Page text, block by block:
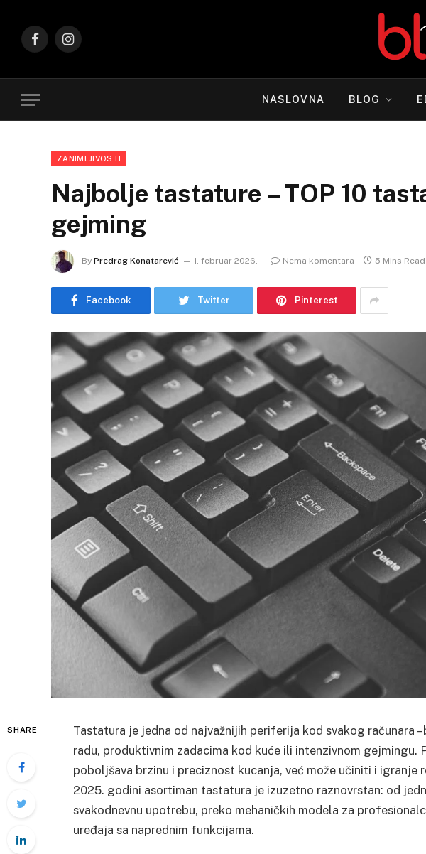
FacebookInstagram
NASLOVNA BLOG
ZANIMLJIVOSTI
Najbolje tastature – TOP 10
gejming
By Predrag Konatarević 1. februar 2026. Nema komentara 5 Mins Read
Facebook Twitter Pinterest
SHARE
Tastatura je jedna od najvažnijih periferija kod svakog računara
radu, produktivnim zadacima kod kuće ili intenzivnom gejmingu.
poboljšava brzinu i preciznost kucanja, već može učiniti i igranje
2025. godini asortiman tastatura je izuzetno raznovrstan: od
svakodnevnu upotrebu, preko mehaničkih modela za
uređaja sa naprednim funkcijama.